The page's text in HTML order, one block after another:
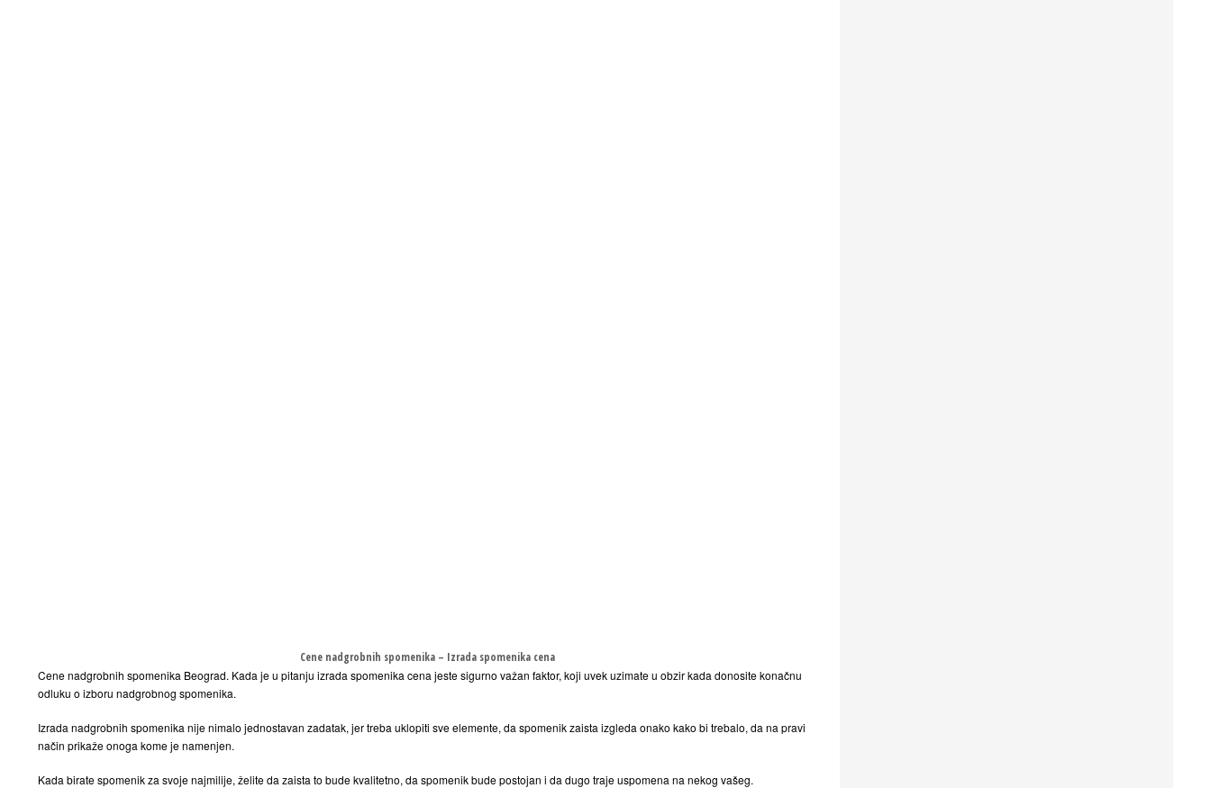
Cene nadgrobnih spomenika – Izrada spomenika cena
Cene nadgrobnih spomenika Beograd. Kada je u pitanju izrada spomenika cena jeste sigurno važan faktor, koji uvek uzimate u obzir kada donosite konačnu
odluku o izboru nadgrobnog spomenika.
Izrada nadgrobnih spomenika nije nimalo jednostavan zadatak, jer treba uklopiti sve elemente, da spomenik zaista izgleda onako kako bi trebalo, da na pravi
način prikaže onoga kome je namenjen.
Kada birate spomenik za svoje najmilije, želite da zaista to bude kvalitetno, da spomenik bude postojan i da dugo traje uspomena na nekog vašeg.